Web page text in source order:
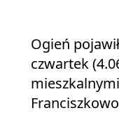
Ogień
czwartek